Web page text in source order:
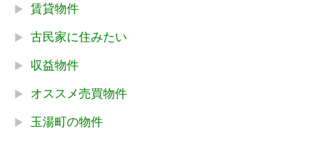
賃貸物件
古民家に住みたい
収益物件
オススメ売買物件
玉湯町の物件